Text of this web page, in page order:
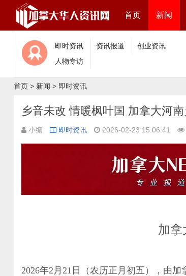
首页 新闻
即时资讯 资讯报道
创业资讯
人物专访
首页 > 新闻 > 即时资讯
乡音未改 情暖枫叶国 加拿大河
小编 即时资讯 2026-02-23 15:06:41
加拿
2026年2月21日（农历正月初五），由